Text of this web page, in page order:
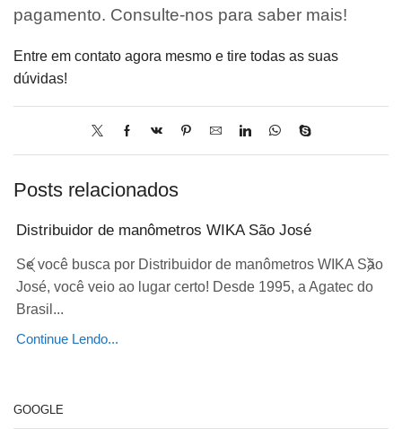
pagamento. Consulte-nos para saber mais!
Entre em contato agora mesmo e tire todas as suas
dúvidas!
Posts relacionados
Distribuidor de manômetros WIKA São José
Se você busca por Distribuidor de manômetros WIKA São
José, você veio ao lugar certo! Desde 1995, a Agatec do
Brasil...
Continue Lendo...
GOOGLE